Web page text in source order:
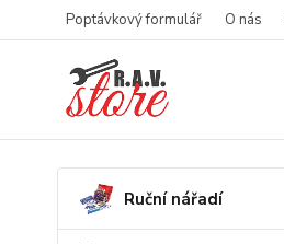
Poptávkový formulář O nás
Ruční nářadí